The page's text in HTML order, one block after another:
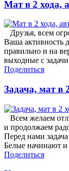
Мат в 2 хода,
Друзья, всем
Ваша активность
правильно и на
выходные с
Поделиться
Задача, мат в
Всем желаем
и продолжаем
Перед нами
Белые начинают и
Поделиться